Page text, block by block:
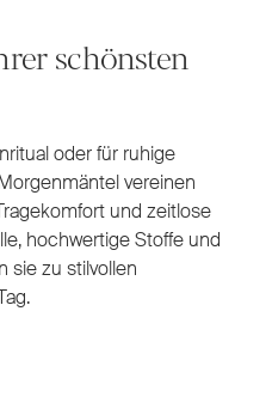
schönsten
oder für ruhige
vereinen
und zeitlose
hochwertige Stoffe und
sie zu stilvollen